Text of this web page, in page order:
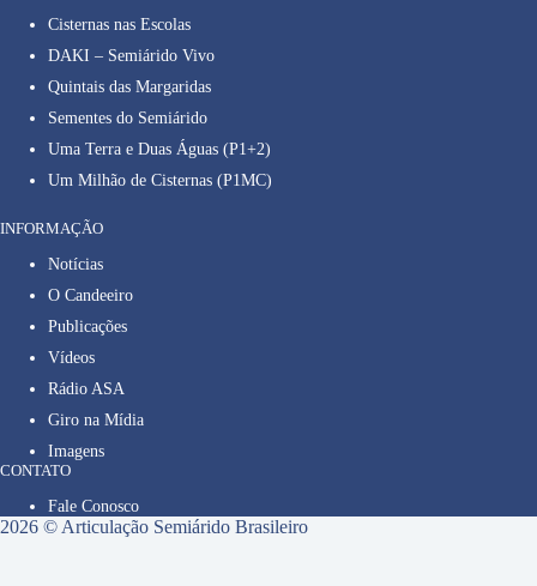
Cisternas nas Escolas
DAKI – Semiárido Vivo
Quintais das Margaridas
Sementes do Semiárido
Uma Terra e Duas Águas (P1+2)
Um Milhão de Cisternas (P1MC)
INFORMAÇÃO
Notícias
O Candeeiro
Publicações
Vídeos
Rádio ASA
Giro na Mídia
Imagens
CONTATO
Fale Conosco
2026 © Articulação Semiárido Brasileiro